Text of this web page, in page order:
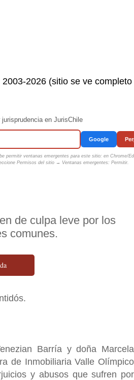
2026 (sitio se ve
jurisprudencia en JurisChile
Google
permitir ventanas emergentes para este sitio: en Chrome/
Permisos del sitio → Ventanas emergentes: Permitir.
de culpa leve por los
comunes.
Barría y doña Marcela
de Inmobiliaria Valle Olímpico
y abusos que sufren por